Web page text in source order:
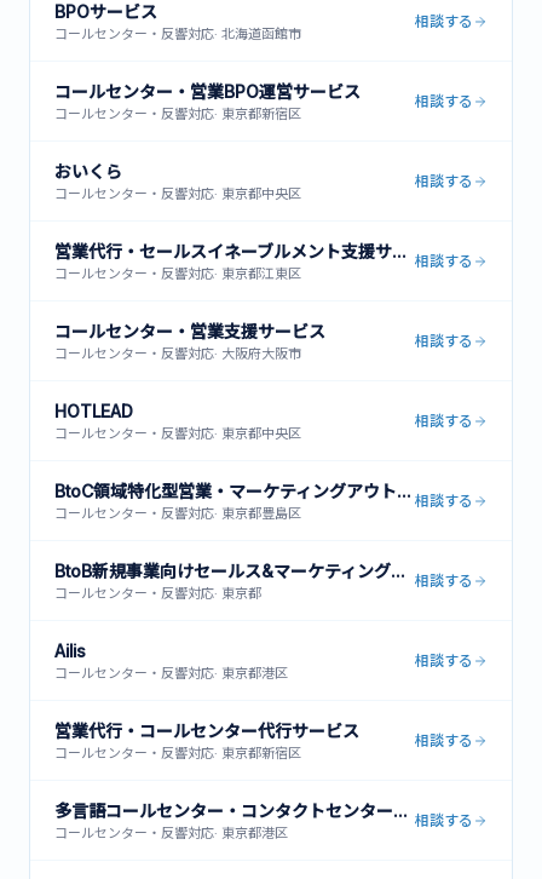
BPOサービス
コールセンター・反響対応· 北海道函館市
相談する
コールセンター・営業BPO運営サービス
コールセンター・反響対応· 東京都新宿区
相談する
おいくら
コールセンター・反響対応· 東京都中央区
相談する
営業代行・セールスイネーブルメント支援サービス
コールセンター・反響対応· 東京都江東区
相談する
コールセンター・営業支援サービス
コールセンター・反響対応· 大阪府大阪市
相談する
HOTLEAD
コールセンター・反響対応· 東京都中央区
相談する
BtoC領域特化型営業・マーケティングアウトソーシング
コールセンター・反響対応· 東京都豊島区
相談する
BtoB新規事業向けセールス&マーケティング支援
コールセンター・反響対応· 東京都
相談する
Ailis
コールセンター・反響対応· 東京都港区
相談する
営業代行・コールセンター代行サービス
コールセンター・反響対応· 東京都新宿区
相談する
多言語コールセンター・コンタクトセンター運営サービス
コールセンター・反響対応· 東京都港区
相談する